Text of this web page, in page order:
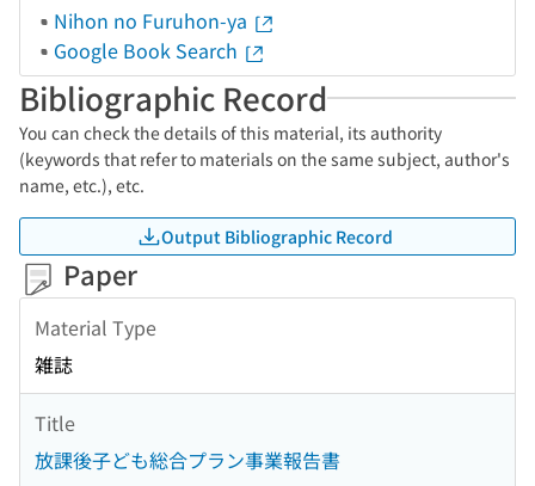
Nihon no Furuhon-ya
Google Book Search
Bibliographic Record
You can check the details of this material, its authority
(keywords that refer to materials on the same subject, author's
name, etc.), etc.
Output Bibliographic Record
Paper
Material Type
雑誌
Title
放課後子ども総合プラン事業報告書